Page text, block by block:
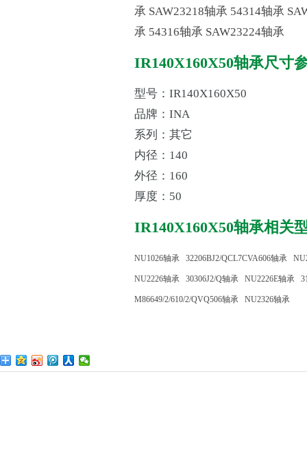
承 SAW23218轴承 54314轴承
承 54316轴承 SAW23224轴承
IR140X160X50轴承尺寸
型号：IR140X160X50
品牌：INA
系列：其它
内径：140
外径：160
厚度：50
IR140X160X50轴承相关
NU1026轴承 32206BJ2/QCL7CVA606轴承
NU2226轴承 30306J2/Q轴承 NU2226E轴承
M86649/2/610/2/QVQ506轴承 NU2326轴承